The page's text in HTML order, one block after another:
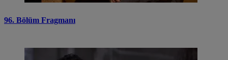
96. Bölüm Fragmanı